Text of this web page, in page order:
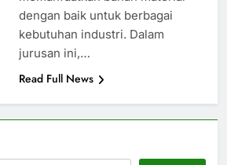
dengan baik untuk berbagai
kebutuhan industri. Dalam
jurusan ini,…
Read Full News